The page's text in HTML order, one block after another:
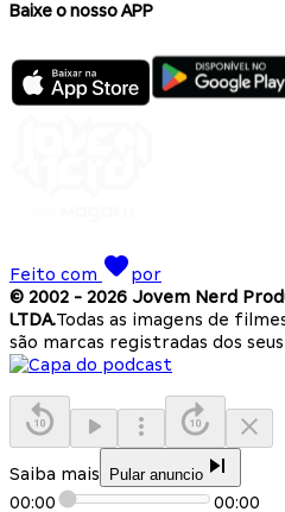
Baixe o nosso APP
Feito com
por
© 2002 - 2026 Jovem Nerd
LTDA.Todas as imagens de
são marcas registradas dos
Saiba mais Pular anuncio
00:00 00:00